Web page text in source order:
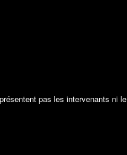
pas les intervenants ni le